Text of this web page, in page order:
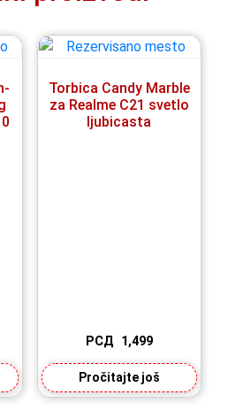
Torbica Candy Marble
za Realme C21 svetlo
ljubicasta
РСД 1,499
Pročitajte još